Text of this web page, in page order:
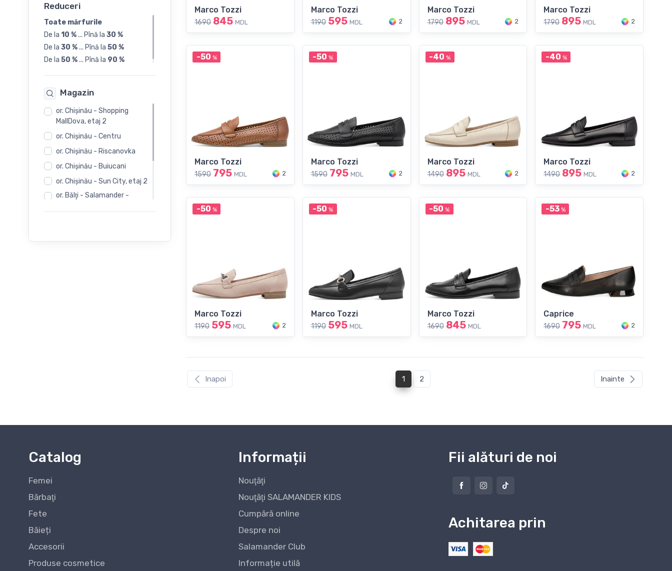
Reduceri
Toate mărfurile
De la 10 %... Pînă la 30 %
De la 30 %... Pînă la 50 %
De la 50 %... Pînă la 90 %
Magazin
or. Chişinău - Shopping
MallDova, etaj 2
or. Chişinău - Centru
or. Chişinău - Riscanovka
or. Chişinău - Buiucani
or. Chişinău - Sun City, etaj 2
or. Bălţi - Salamander -
or. Bălţi - Rieker -
Marco Tozzi
1690 845 MDL
Marco Tozzi
1190 595 MDL 2
Marco Tozzi
1790 895 MDL 2
Marco Tozzi
1790 895 MDL 2
-50 %
Marco Tozzi
1590 795 MDL 2
-50 %
Marco Tozzi
1590 795 MDL 2
-40 %
Marco Tozzi
1490 895 MDL 2
-40 %
Marco Tozzi
1490 895 MDL 2
-50 %
Marco Tozzi
1190 595 MDL 2
-50 %
Marco Tozzi
1190 595 MDL
-50 %
Marco Tozzi
1690 845 MDL
-53%
Caprice
1690 795 MDL 2
Inapoi 1(current)
2 Inainte
Catalog
Femei
Bărbaţi
Fete
Băieți
Accesorii
Produse cosmetice
Informații
Nouţăţi
Nouţăţi SALAMANDER KIDS
Cumpără online
Despre noi
Salamander Club
Informație utilă
Fii alături de noi
Achitarea prin